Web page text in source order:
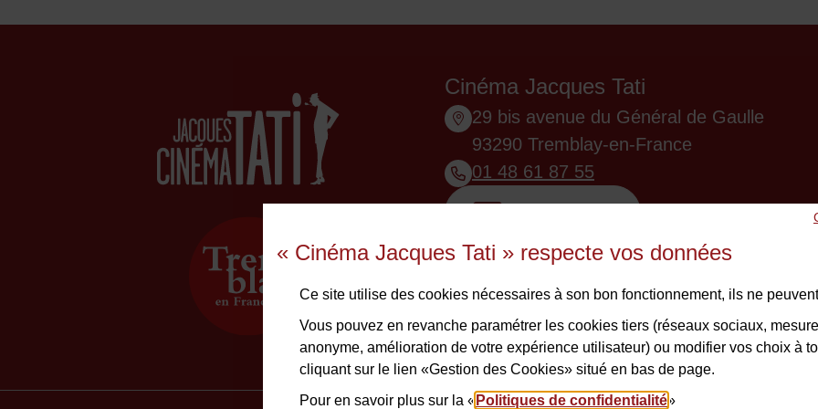
« Cinéma Jacques Tati » respecte vos données
Ce site utilise des cookies nécessaires à son bon fonctionnement, ils ne
Vous pouvez en revanche paramétrer les cookies tiers (réseaux sociaux,
anonyme, amélioration de votre expérience utilisateur) ou modifier vos choix à
cliquant sur le lien «Gestion des Cookies» situé en bas de page.
Pour en savoir plus sur la « Politiques de confidentialité»
Cinéma Jacques Tati
29 bis avenue du Général de Gaulle
93290 Tremblay-en-France
01 48 61 87 55
ContactPlan du site Mentions légales Politiques de confidentialitéAccessibilité : non conforme